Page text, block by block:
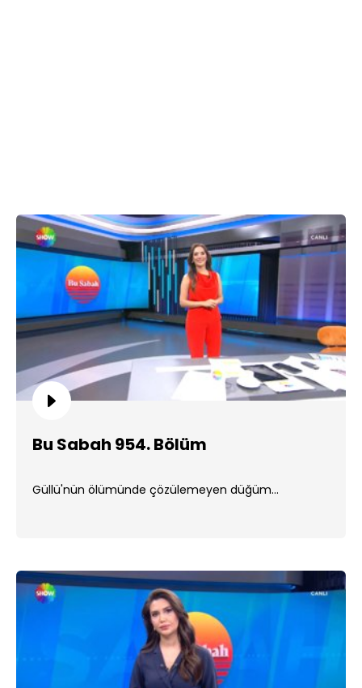
Bu Sabah 954. Bölüm
Güllü'nün ölümünde çözülemeyen düğüm...